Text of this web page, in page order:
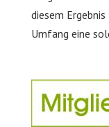
diesem
Umfang eine